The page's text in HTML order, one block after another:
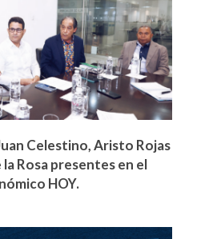
Celestino, Aristo Rojas
Rosa presentes en el
HOY.